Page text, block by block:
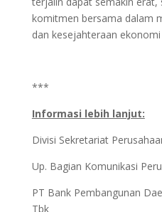
komitmen bersama dalam
dan kesejahteraan
***
Informasi lebih lanjut:
Divisi Sekretariat
Up. Bagian Komunikasi
PT Bank Pembangunan
Tbk